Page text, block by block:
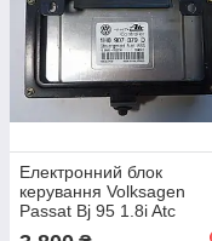
Електронний блок
керування Volksagen
Passat Bj 95 1.8i Atc
10.0941-0322.4 /